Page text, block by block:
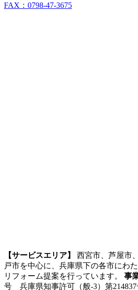
FAX：0798-47-3675
【サービスエリア】
西宮市、芦屋市
戸市を中心に、兵庫県下の各市にわ
リフォーム提案を行っています。 事
号 兵庫県知事許可（般-3）第214837